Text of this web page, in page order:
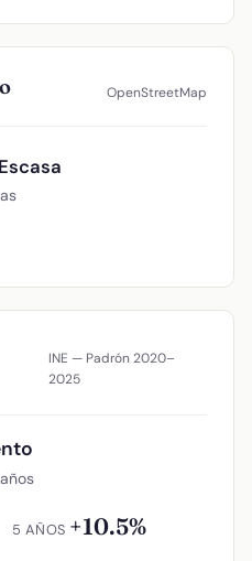
OpenStreetMap
INE — Padrón 2020–
2025
5 AÑOS +10.5%